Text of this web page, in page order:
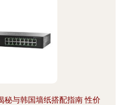
秘与韩国墙纸搭配指南 性价